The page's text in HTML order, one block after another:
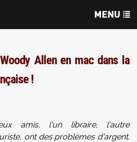
Allen en mac dans la
!
amis, l'un libraire, l'autre
ont des problèmes d'argent.